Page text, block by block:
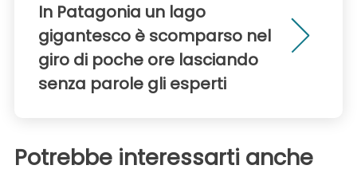
In Patagonia un lago
gigantesco è scomparso nel
giro di poche ore lasciando
senza parole gli esperti
Potrebbe interessarti anche